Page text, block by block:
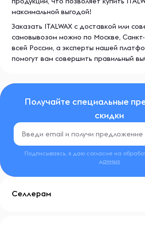
максимальной выгодой!
Заказать ITALWAX с доставкой или
самовывозом можно по Москве,
всей России, а эксперты нашей
помогут вам совершить правильный
Получайте специальные
скидки
Подписываясь, я даю согласие на
данных
Селлерам